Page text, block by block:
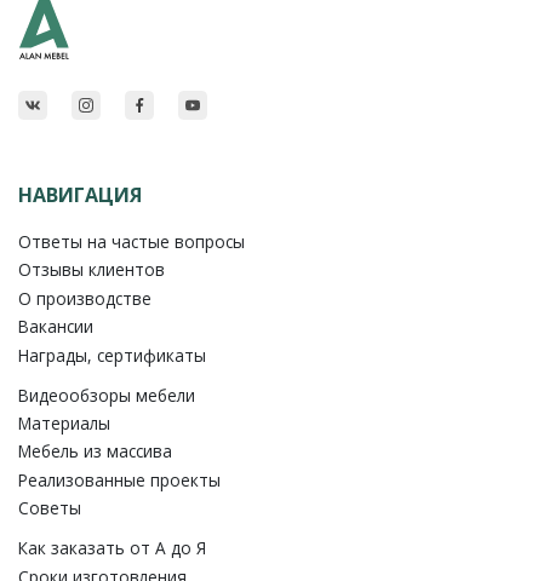
НАВИГАЦИЯ
Ответы на частые вопросы
Отзывы клиентов
О производстве
Вакансии
Награды, сертификаты
Видеообзоры мебели
Материалы
Мебель из массива
Реализованные проекты
Советы
Как заказать от A до Я
Сроки изготовления